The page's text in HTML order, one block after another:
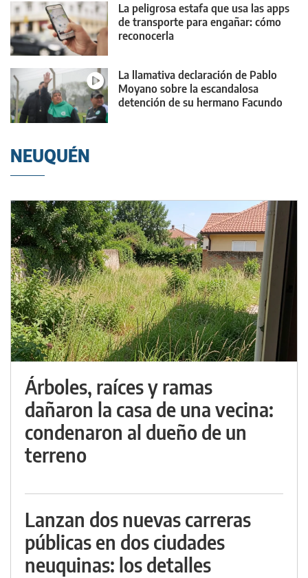
La peligrosa estafa que usa las apps
de transporte para engañar: cómo
reconocerla
La llamativa declaración de Pablo
Moyano sobre la escandalosa
detención de su hermano Facundo
NEUQUÉN
Árboles, raíces y ramas
dañaron la casa de una vecina:
condenaron al dueño de un
terreno
Lanzan dos nuevas carreras
públicas en dos ciudades
neuquinas: los detalles